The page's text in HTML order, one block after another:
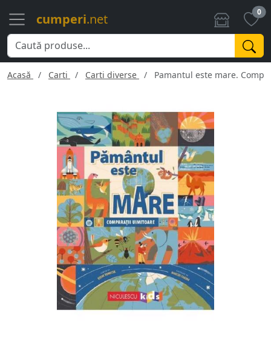
cumperi.net 0
Acasă Carti Carti diverse Pamantul este mare.